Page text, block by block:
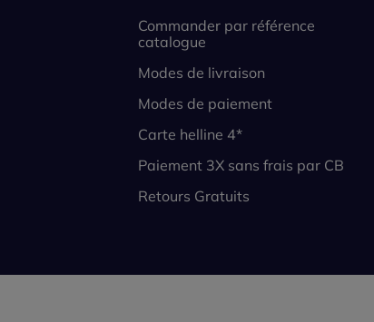
Commander par référence
catalogue
Modes de livraison
Modes de paiement
Carte helline 4*
Paiement 3X sans frais par CB
Retours Gratuits